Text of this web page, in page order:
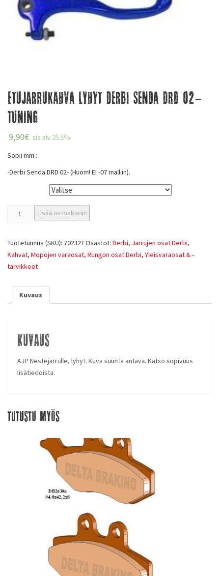
Etujarrukahva lyhyt Derbi Senda DRD 02-
Tuning
9,90€ sis alv 25.5%
Sopii mm.:
-Derbi Senda DRD 02- (Huom! EI -07 malliin).
Lisää ostoskoriin
Tuotetunnus (SKU): 70232? Osastot: Derbi, Jarrujen osat Derbi,
Kahvat, Mopojen varaosat, Rungon osat Derbi, Yleisvaraosat & -
tarvikkeet
Kuvaus
Kuvaus
AJP Nestejarrulle, lyhyt. Kuva suunta antava. Katso sopivuus
lisätiedoista.
Tutustu myös